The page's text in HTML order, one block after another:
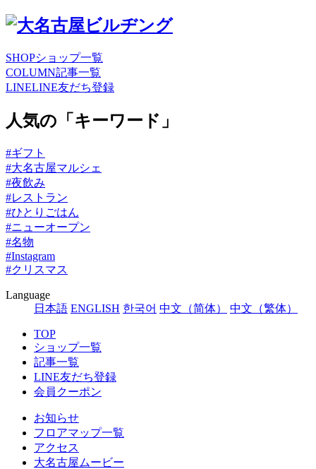
SHOPショップ一覧
COLUMN記事一覧
LINELINE友だち登録
人気の「キーワード」
#ギフト
#大名古屋マルシェ
#夜飲み
#レストラン
#ひとりごはん
#ニューオープン
#名物
#Instagram
#クリスマス
Language
日本語 ENGLISH 한국어 中文（简体） 中文（繁体）
TOP
ショップ一覧
記事一覧
LINE友だち登録
会員クーポン
お知らせ
フロアマップ一覧
アクセス
大名古屋ムービー